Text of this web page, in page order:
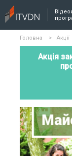
Головна > Акції
Акція